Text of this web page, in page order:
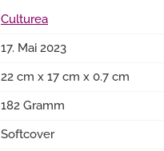
Culturea
17. Mai 2023
22 cm x 17 cm x 0.7 cm
182 Gramm
Softcover